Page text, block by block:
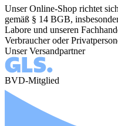
Unser Online-Shop richtet
gemäß § 14 BGB,
Labore und unseren
Verbraucher oder
Unser Versandpartner
BVD-Mitglied